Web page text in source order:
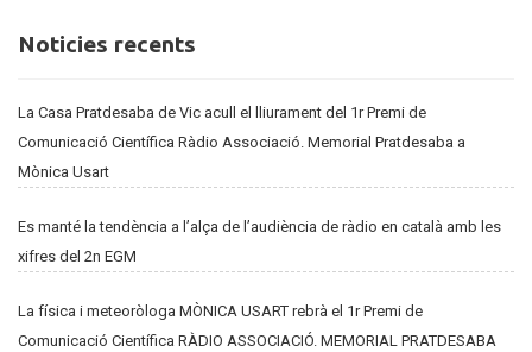
Noticies
Noticies recents
La Casa Pratdesaba de Vic acull el lliurament del 1r Premi de
Comunicació Científica Ràdio Associació. Memorial Pratdesaba a
Mònica Usart
Es manté la tendència a l’alça de l’audiència de ràdio en català amb les
xifres del 2n EGM
La física i meteoròloga MÒNICA USART rebrà el 1r Premi de
Comunicació Científica RÀDIO ASSOCIACIÓ. MEMORIAL PRATDESABA